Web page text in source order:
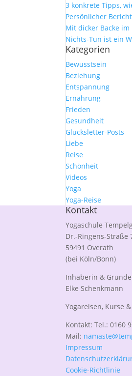
3 konkrete Tipps,
Persönlicher
Mit dicker Backe
Nichts-Tun ist ein
Kategorien
Bewusstsein
Beziehung
Entspannung
Ernährung
Frieden
Gesundheit
Glücksletter-Posts
Liebe
Reise
Schönheit
Videos
Yoga
Yoga-Reise
Kontakt
Yogaschule
Dr.-Ringens-Straße
59491 Overath
(bei Köln/Bonn)
Inhaberin &
Elke Schenkmann
Yogareisen, Kurse
Kontakt: Tel.: 0160
Mail:
Impressum
Cookie-Richtlinie